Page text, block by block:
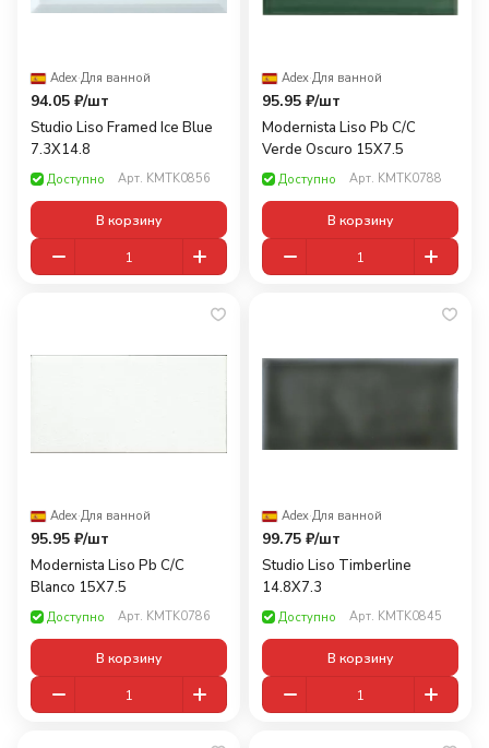
Adex·Для ванной
94.05 ₽/шт
Studio Liso Framed Ice Blue
7.3X14.8
Доступно Арт. KMTK0856
В корзину
Adex·Для ванной
95.95 ₽/шт
Modernista Liso Pb C/C
Verde Oscuro 15X7.5
Доступно Арт. KMTK0788
В корзину
Adex·Для ванной
95.95 ₽/шт
Modernista Liso Pb C/C
Blanco 15X7.5
Доступно Арт. KMTK0786
В корзину
Adex·Для ванной
99.75 ₽/шт
Studio Liso Timberline
14.8X7.3
Доступно Арт. KMTK0845
В корзину